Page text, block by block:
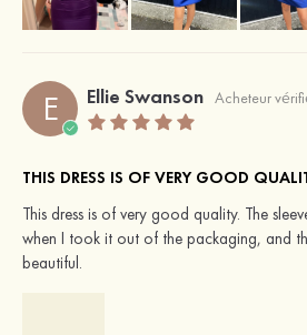
E Ellie Swanson Acheteur
THIS DRESS IS OF VERY GOOD
This dress is of very good quality. The
when I took it out of the packaging, and
beautiful.